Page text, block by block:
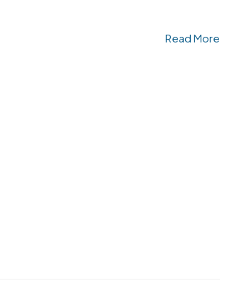
Read More